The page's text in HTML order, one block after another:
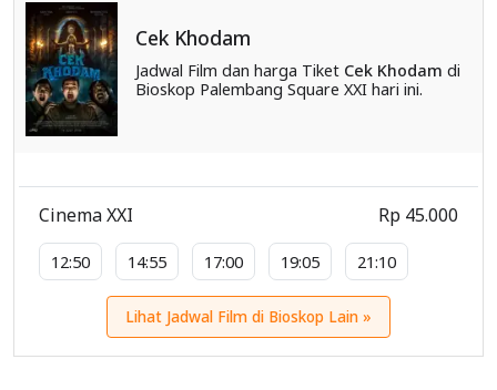
Cek Khodam
Jadwal Film dan harga Tiket Cek Khodam di
Bioskop Palembang Square XXI hari ini.
Cinema XXI
12:50 14:55 17:00 19:05 21:10
Rp 45.000
Lihat Jadwal Film di Bioskop Lain »